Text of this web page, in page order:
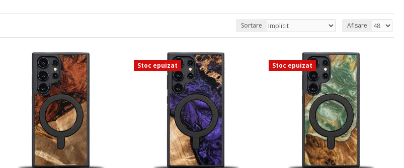
Sortare Afisare
Stoc epuizat Stoc epuizat